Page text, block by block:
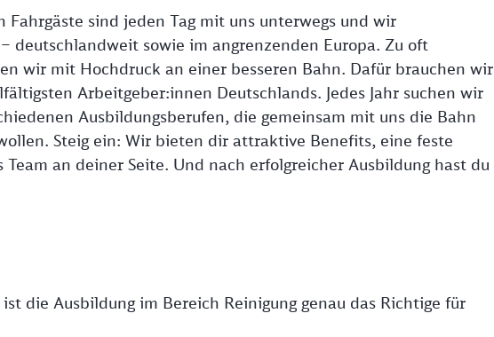
sind jeden Tag mit uns unterwegs und wir
deutschlandweit sowie im angrenzenden Europa. Zu oft
wir mit Hochdruck an einer besseren Bahn. Dafür brauchen wir
Arbeitgeber:innen Deutschlands. Jedes Jahr suchen wir
Ausbildungsberufen, die gemeinsam mit uns die Bahn
Steig ein: Wir bieten dir attraktive Benefits, eine feste
an deiner Seite. Und nach erfolgreicher Ausbildung hast du
die Ausbildung im Bereich Reinigung genau das Richtige für